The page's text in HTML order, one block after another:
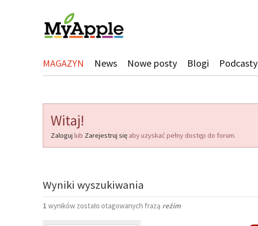
MAGAZYN News Nowe posty Blogi Podcasty
Witaj!
Zaloguj lub Zarejestruj się aby uzyskać pełny dostęp do forum.
Wyniki wyszukiwania
1 wyników zostało otagowanych frazą reżim